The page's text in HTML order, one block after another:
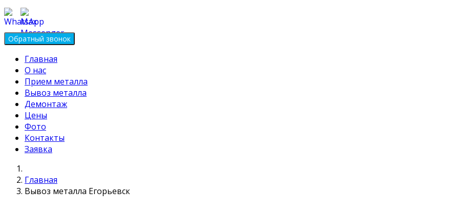
Главная
О нас
Прием металла
Вывоз металла
Демонтаж
Цены
Фото
Контакты
Заявка
Главная
Вывоз металла Егорьевск